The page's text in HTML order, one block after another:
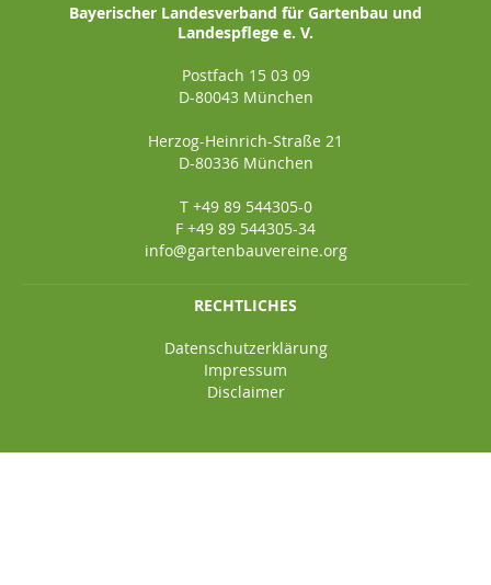
Bayerischer Landesverband für Gartenbau und
Landespflege e. V.
Postfach 15 03 09
D-80043 München
Herzog-Heinrich-Straße 21
D-80336 München
T +49 89 544305-0
F +49 89 544305-34
info@gartenbauvereine.org
RECHTLICHES
Datenschutzerklärung
Impressum
Disclaimer